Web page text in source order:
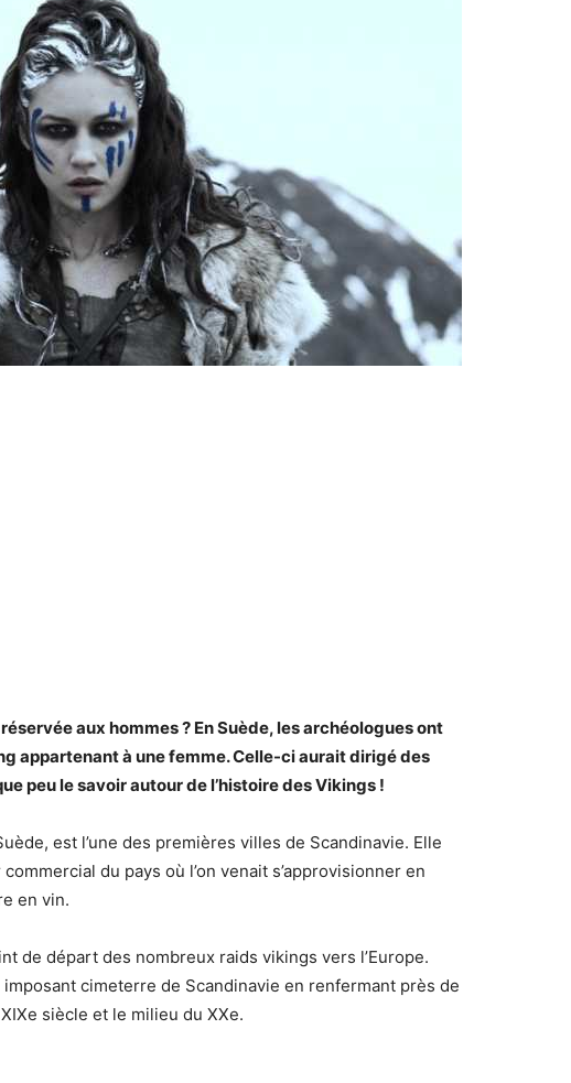
aux hommes ? En Suède, les archéologues ont
appartenant à une femme. Celle-ci aurait dirigé des
peu le savoir autour de l’histoire des Vikings !
est l’une des premières villes de Scandinavie. Elle
du pays où l’on venait s’approvisionner en
en vin.
de départ des nombreux raids vikings vers l’Europe.
cimeterre de Scandinavie en renfermant près de
siècle et le milieu du XXe.